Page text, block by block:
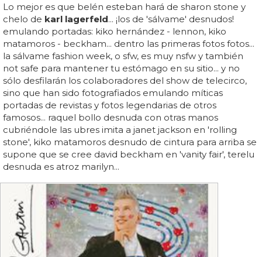
Lo mejor es que belén esteban hará de sharon stone y
chelo de karl lagerfeld... ¡los de 'sálvame' desnudos!
emulando portadas: kiko hernández - lennon, kiko
matamoros - beckham... dentro las primeras fotos fotos...
la sálvame fashion week, o sfw, es muy nsfw y también
not safe para mantener tu estómago en su sitio... y no
sólo desfilarán los colaboradores del show de telecirco,
sino que han sido fotografiados emulando míticas
portadas de revistas y fotos legendarias de otros
famosos... raquel bollo desnuda con otras manos
cubriéndole las ubres imita a janet jackson en 'rolling
stone', kiko matamoros desnudo de cintura para arriba se
supone que se cree david beckham en 'vanity fair', terelu
desnuda es atroz marilyn...